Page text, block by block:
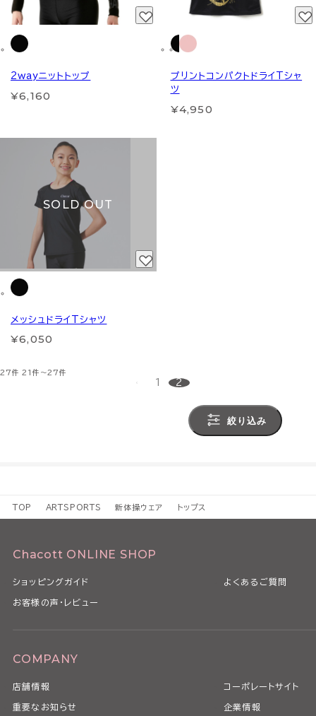
2wayニットトップ
¥6,160
プリントコンパクトドライTシャ
ツ
¥4,950
SOLD OUT
メッシュドライTシャツ
¥6,050
27件21件～27件
1 2
絞り込み
TOP ARTSPORTS 新体操ウェア トップス
Chacott ONLINE SHOP
ショッピングガイド よくあるご質問
お客様の声・レビュー
COMPANY
店舗情報 コーポレートサイト
重要なお知らせ 企業情報